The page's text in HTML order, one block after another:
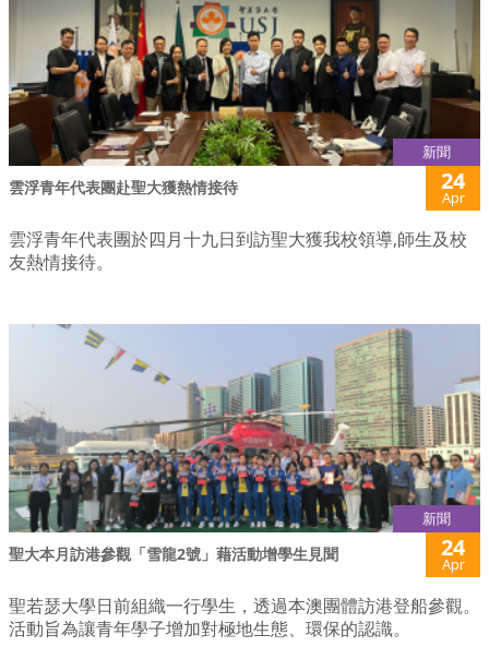
新聞
雲浮青年代表團赴聖大獲熱情接待 24
Apr
雲浮青年代表團於四月十九日到訪聖大獲我校領導,師生及校
友熱情接待。
新聞
聖大本月訪港參觀「雪龍2號」藉活動增學生見聞 24
Apr
聖若瑟大學日前組織一行學生，透過本澳團體訪港登船參觀。
活動旨為讓青年學子增加對極地生態、環保的認識。